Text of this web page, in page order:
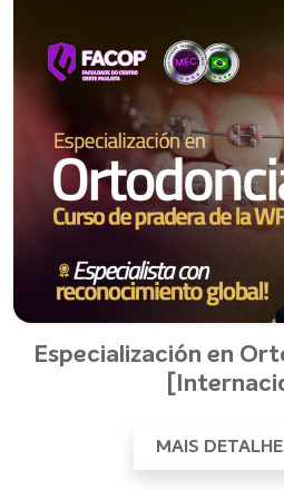
Especialización en
MAIS